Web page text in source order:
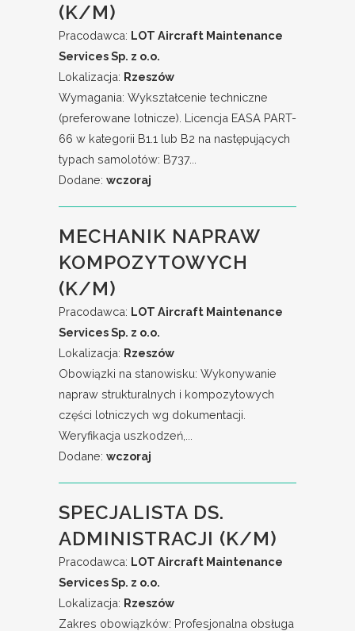
(K/M)
Pracodawca: LOT Aircraft Maintenance
Services Sp. z o.o.
Lokalizacja: Rzeszów
Wymagania: Wykształcenie techniczne
(preferowane lotnicze). Licencja EASA PART-
66 w kategorii B1.1 lub B2 na następujących
typach samolotów: B737...
Dodane: wczoraj
MECHANIK NAPRAW
KOMPOZYTOWYCH
(K/M)
Pracodawca: LOT Aircraft Maintenance
Services Sp. z o.o.
Lokalizacja: Rzeszów
Obowiązki na stanowisku: Wykonywanie
napraw strukturalnych i kompozytowych
części lotniczych wg dokumentacji.
Weryfikacja uszkodzeń,...
Dodane: wczoraj
SPECJALISTA DS.
ADMINISTRACJI (K/M)
Pracodawca: LOT Aircraft Maintenance
Services Sp. z o.o.
Lokalizacja: Rzeszów
Zakres obowiązków: Profesjonalna obsługa